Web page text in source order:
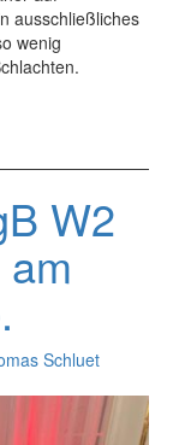
ausschließliches
wenig
W2
am
Schluet